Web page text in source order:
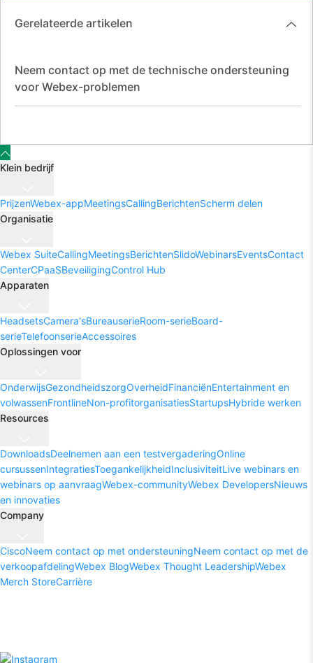
Gerelateerde artikelen
Neem contact op met de technische ondersteuning
voor Webex-problemen
Klein bedrijf
PrijzenWebex-appMeetingsCallingBerichtenScherm delen
Organisatie
Webex SuiteCallingMeetingsBerichtenSlidoWebinarsEventsContact
CenterCPaaSBeveiligingControl Hub
Apparaten
HeadsetsCamera'sBureauserieRoom-serieBoard-
serieTelefoonserieAccessoires
Oplossingen voor
OnderwijsGezondheidszorgOverheidFinanciënEntertainment en
volwassenFrontlineNon-profitorganisatiesStartupsHybride werken
Resources
DownloadsDeelnemen aan een testvergaderingOnline
cursussenIntegratiesToegankelijkheidInclusiviteitLive webinars en
webinars op aanvraagWebex-communityWebex DevelopersNieuws
en innovaties
Company
CiscoNeem contact op met ondersteuningNeem contact op met de
verkoopafdelingWebex BlogWebex Thought LeadershipWebex
Merch StoreCarrière